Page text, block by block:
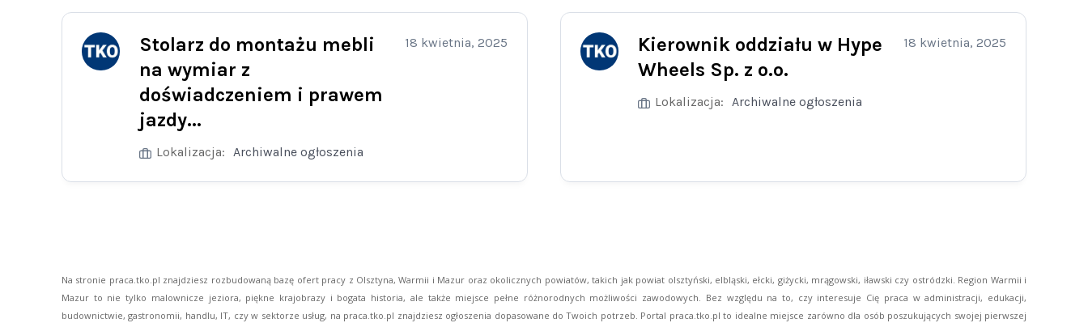
Stolarz do montażu mebli
na wymiar z
doświadczeniem i prawem
jazdy...
18 kwietnia, 2025
Lokalizacja: Archiwalne ogłoszenia
Kierownik oddziału w Hype
Wheels Sp. z o.o.
18 kwietnia, 2025
Lokalizacja: Archiwalne ogłoszenia
Na stronie praca.tko.pl znajdziesz rozbudowaną bazę ofert pracy z Olsztyna, Warmii i Mazur oraz okolicznych powiatów, takich jak powiat olsztyński, elbląski, ełcki, giżycki, mrągowski, iławski czy ostródzki. Region Warmii i
Mazur to nie tylko malownicze jeziora, piękne krajobrazy i bogata historia, ale także miejsce pełne różnorodnych możliwości zawodowych. Bez względu na to, czy interesuje Cię praca w administracji, edukacji,
budownictwie, gastronomii, handlu, IT, czy w sektorze usług, na praca.tko.pl znajdziesz ogłoszenia dopasowane do Twoich potrzeb. Portal praca.tko.pl to idealne miejsce zarówno dla osób poszukujących swojej pierwszej